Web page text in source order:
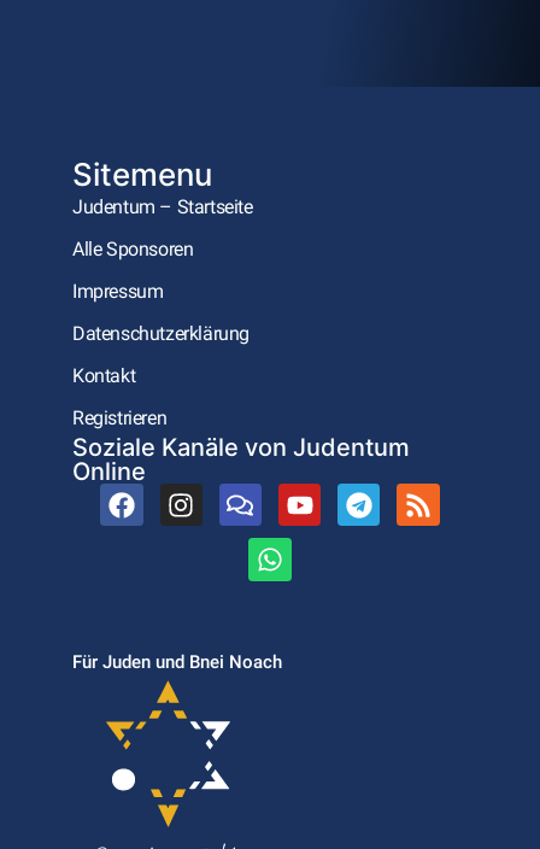
Sitemenu
Judentum – Startseite
Alle Sponsoren
Impressum
Datenschutzerklärung
Kontakt
Registrieren
Soziale Kanäle von Judentum
Online
Für Juden und Bnei Noach